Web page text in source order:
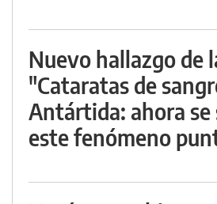
Nuevo hallazgo de
"Cataratas de
Antártida: ahora se
este fenómeno